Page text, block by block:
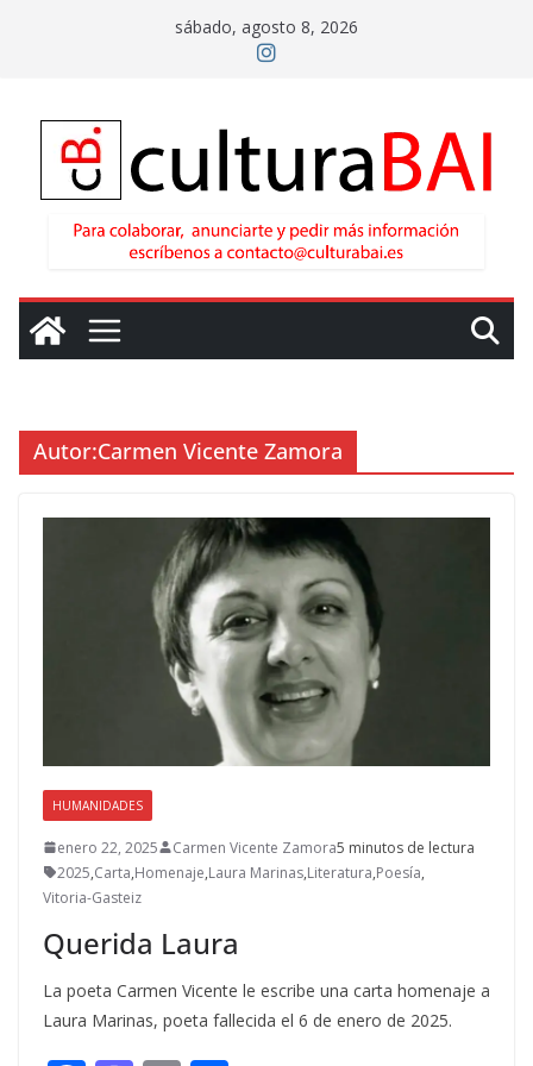
sábado, agosto 8, 2026
Autor:Carmen Vicente Zamora
HUMANIDADES
enero 22, 2025 Carmen Vicente Zamora5 minutos de lectura
2025,Carta,Homenaje,Laura Marinas,Literatura,Poesía,
Vitoria-Gasteiz
Querida Laura
La poeta Carmen Vicente le escribe una carta homenaje a
Laura Marinas, poeta fallecida el 6 de enero de 2025.